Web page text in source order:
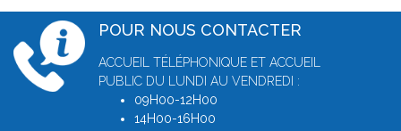
POUR NOUS CONTACTER
ACCUEIL TÉLÉPHONIQUE ET ACCUEIL
PUBLIC DU LUNDI AU VENDREDI :
09H00-12H00
14H00-16H00